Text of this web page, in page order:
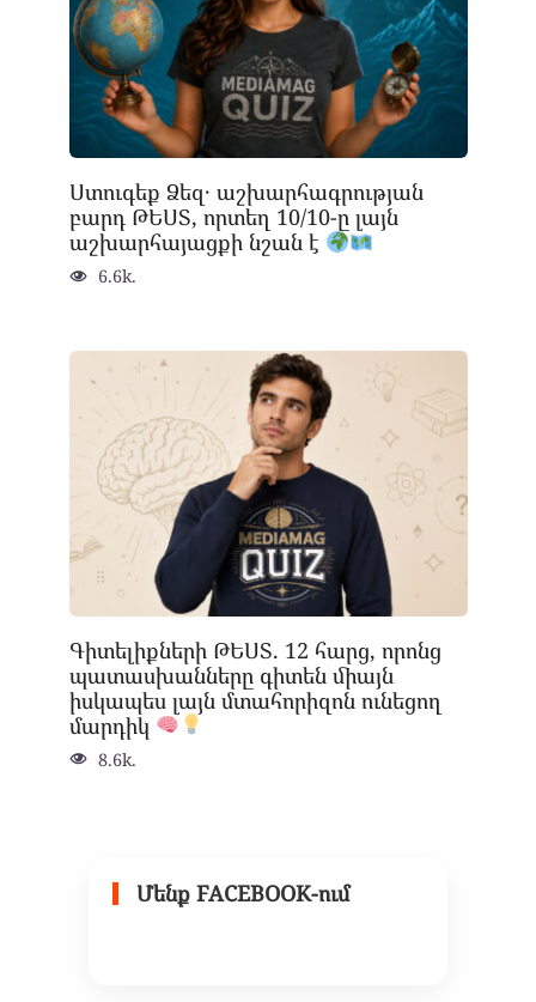
Ստուգեք Ձեզ․ աշխարհագրության
բարդ ԹԵՍՏ, որտեղ 10/10-ը լայն
աշխարհայացքի նշան է
6.6k.
Գիտելիքների ԹԵՍՏ. 12 հարց, որոնց
պատասխանները գիտեն միայն
իսկապես լայն մտահորիզոն ունեցող
մարդիկ
8.6k.
Մենք FACEBOOK-ում